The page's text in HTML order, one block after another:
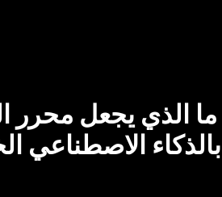
ما الذي يجعل محرر
بالذكاء الاصطناعي